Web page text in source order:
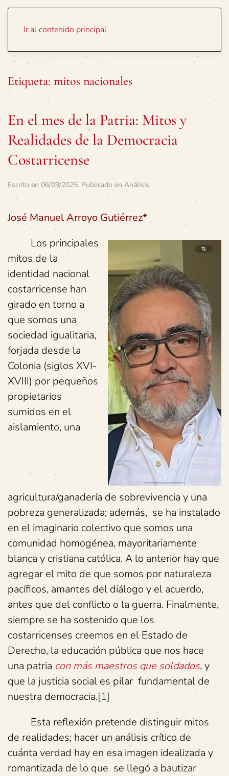
Ir al contenido principal
Etiqueta: mitos nacionales
En el mes de la Patria: Mitos y
Realidades de la Democracia
Costarricense
Escrito en 06/09/2025. Publicado en Análisis.
José Manuel Arroyo Gutiérrez*
Los principales
mitos de la
identidad nacional
costarricense han
girado en torno a
que somos una
sociedad igualitaria,
forjada desde la
Colonia (siglos XVI-
XVIII) por pequeños
propietarios
sumidos en el
aislamiento, una
agricultura/ganadería de sobrevivencia y una
pobreza generalizada; además, se ha instalado
en el imaginario colectivo que somos una
comunidad homogénea, mayoritariamente
blanca y cristiana católica. A lo anterior hay que
agregar el mito de que somos por naturaleza
pacíficos, amantes del diálogo y el acuerdo,
antes que del conflicto o la guerra. Finalmente,
siempre se ha sostenido que los
costarricenses creemos en el Estado de
Derecho, la educación pública que nos hace
una patria con más maestros que soldados, y
que la justicia social es pilar fundamental de
nuestra democracia.[1]
Esta reflexión pretende distinguir mitos
de realidades; hacer un análisis crítico de
cuánta verdad hay en esa imagen idealizada y
romantizada de lo que se llegó a bautizar